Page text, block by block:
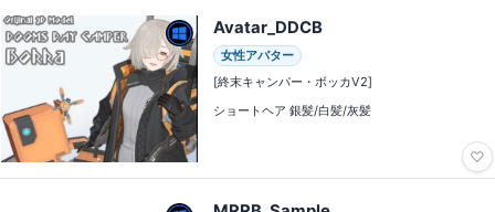
Avatar_DDCB
女性アバター
[終末キャンパー・ボッカV2]
ショートヘア 銀髪/白髪/灰髪
♡